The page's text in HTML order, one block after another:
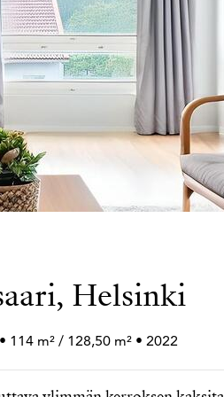
Helsinki
114 m² / 128,50 m² • 2022